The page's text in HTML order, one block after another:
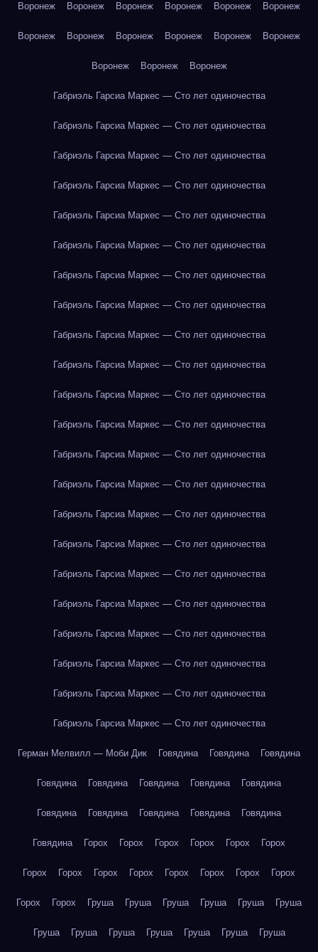
Воронеж Воронеж Воронеж Воронеж Воронеж Воронеж
Воронеж Воронеж Воронеж Воронеж Воронеж Воронеж
Воронеж Воронеж Воронеж
Габриэль Гарсиа Маркес — Сто лет одиночества
Габриэль Гарсиа Маркес — Сто лет одиночества
Габриэль Гарсиа Маркес — Сто лет одиночества
Габриэль Гарсиа Маркес — Сто лет одиночества
Габриэль Гарсиа Маркес — Сто лет одиночества
Габриэль Гарсиа Маркес — Сто лет одиночества
Габриэль Гарсиа Маркес — Сто лет одиночества
Габриэль Гарсиа Маркес — Сто лет одиночества
Габриэль Гарсиа Маркес — Сто лет одиночества
Габриэль Гарсиа Маркес — Сто лет одиночества
Габриэль Гарсиа Маркес — Сто лет одиночества
Габриэль Гарсиа Маркес — Сто лет одиночества
Габриэль Гарсиа Маркес — Сто лет одиночества
Габриэль Гарсиа Маркес — Сто лет одиночества
Габриэль Гарсиа Маркес — Сто лет одиночества
Габриэль Гарсиа Маркес — Сто лет одиночества
Габриэль Гарсиа Маркес — Сто лет одиночества
Габриэль Гарсиа Маркес — Сто лет одиночества
Габриэль Гарсиа Маркес — Сто лет одиночества
Габриэль Гарсиа Маркес — Сто лет одиночества
Габриэль Гарсиа Маркес — Сто лет одиночества
Габриэль Гарсиа Маркес — Сто лет одиночества
Герман Мелвилл — Моби Дик Говядина Говядина Говядина
Говядина Говядина Говядина Говядина Говядина
Говядина Говядина Говядина Говядина Говядина
Говядина Горох Горох Горох Горох Горох Горох
Горох Горох Горох Горох Горох Горох Горох Горох
Горох Горох Груша Груша Груша Груша Груша Груша
Груша Груша Груша Груша Груша Груша Груша